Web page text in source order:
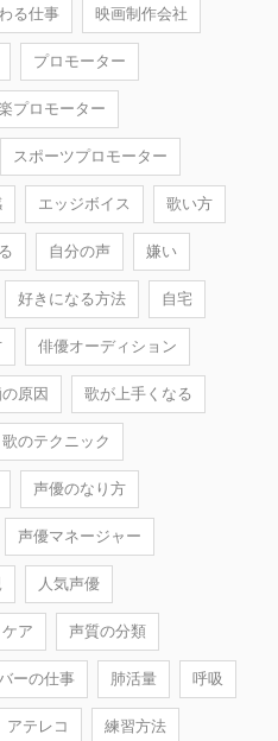
る仕事 映画制作会社
プロモーター
プロモーター
スポーツプロモーター
エッジボイス 歌い方
自分の声 嫌い
好きになる方法 自宅
俳優オーディション
原因 歌が上手くなる
歌のテクニック
声優のなり方
声優マネージャー
人気声優
ケア 声質の分類
ーの仕事 肺活量 呼吸
アテレコ 練習方法